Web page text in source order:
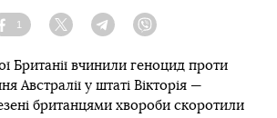
Facebook
1
Twitter TelegramViber
Британії вчинили геноцид проти
Австралії у штаті Вікторія —
британцями хвороби скоротили